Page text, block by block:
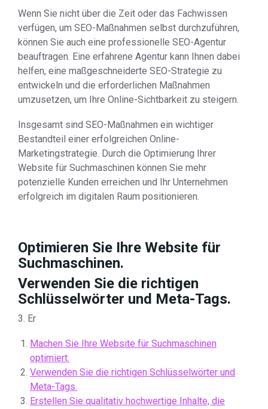
Wenn Sie nicht über die Zeit oder das Fachwissen
verfügen, um SEO-Maßnahmen selbst durchzuführen,
können Sie auch eine professionelle SEO-Agentur
beauftragen. Eine erfahrene Agentur kann Ihnen dabei
helfen, eine maßgeschneiderte SEO-Strategie zu
entwickeln und die erforderlichen Maßnahmen
umzusetzen, um Ihre Online-Sichtbarkeit zu steigern.
Insgesamt sind SEO-Maßnahmen ein wichtiger
Bestandteil einer erfolgreichen Online-
Marketingstrategie. Durch die Optimierung Ihrer
Website für Suchmaschinen können Sie mehr
potenzielle Kunden erreichen und Ihr Unternehmen
erfolgreich im digitalen Raum positionieren.
Optimieren Sie Ihre Website für
Suchmaschinen.
Verwenden Sie die richtigen
Schlüsselwörter und Meta-Tags.
3. Er
Machen Sie Ihre Website für Suchmaschinen
optimiert.
Verwenden Sie die richtigen Schlüsselwörter und
Meta-Tags.
Erstellen Sie qualitativ hochwertige Inhalte, die